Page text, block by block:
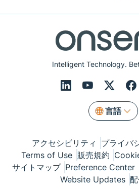
Intelligent Technology.
言語
アクセシビリティ
プライバ
Terms of Use 販売規約
サイトマップ Preference Center
Website Updates